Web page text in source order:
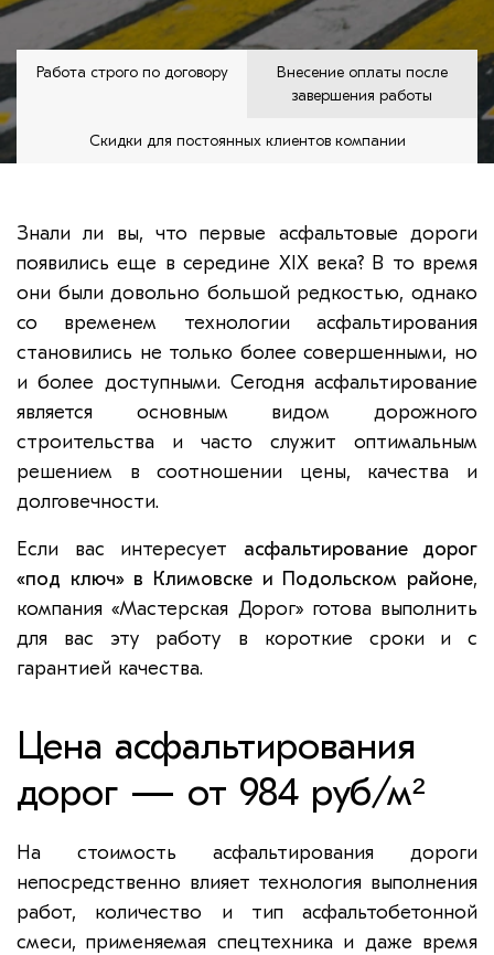
Работа строго по договору
Внесение оплаты после
завершения работы
Скидки для постоянных клиентов компании
Знали ли вы, что первые асфальтовые дороги
появились еще в середине XIX века? В то время
они были довольно большой редкостью, однако
со временем технологии асфальтирования
становились не только более совершенными, но
и более доступными. Сегодня асфальтирование
является основным видом дорожного
строительства и часто служит оптимальным
решением в соотношении цены, качества и
долговечности.
Если вас интересует асфальтирование дорог
«под ключ» в Климовске и Подольском районе,
компания «Мастерская Дорог» готова выполнить
для вас эту работу в короткие сроки и с
гарантией качества.
Цена асфальтирования
дорог — от 984 руб/м²
На стоимость асфальтирования дороги
непосредственно влияет технология выполнения
работ, количество и тип асфальтобетонной
смеси, применяемая спецтехника и даже время